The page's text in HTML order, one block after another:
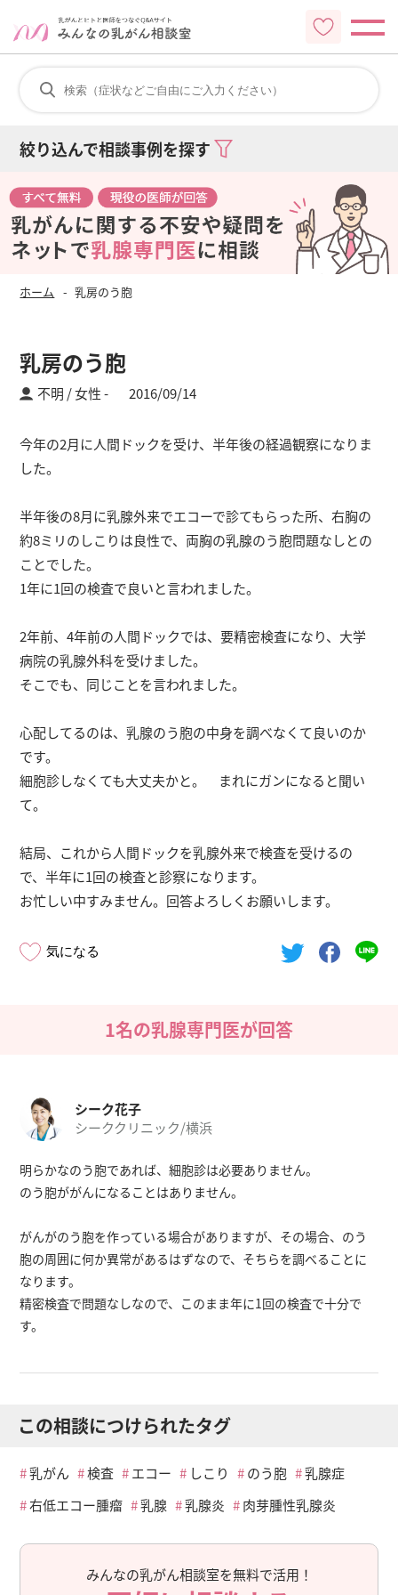
絞り込んで相談事例を探す
ホーム 乳房のう胞
乳房のう胞
不明 / 女性 2016/09/14
今年の2月に人間ドックを受け、半年後の経過観察になりま
した。
半年後の8月に乳腺外来でエコーで診てもらった所、右胸の
約8ミリのしこりは良性で、両胸の乳腺のう胞問題なしとの
ことでした。
1年に1回の検査で良いと言われました。
2年前、4年前の人間ドックでは、要精密検査になり、大学
病院の乳腺外科を受けました。
そこでも、同じことを言われました。
心配してるのは、乳腺のう胞の中身を調べなくて良いのか
です。
細胞診しなくても大丈夫かと。 まれにガンになると聞い
て。
結局、これから人間ドックを乳腺外来で検査を受けるの
で、半年に1回の検査と診察になります。
お忙しい中すみません。回答よろしくお願いします。
気になる
1名の乳腺専門医が回答
シーク花子
シーククリニック/横浜
明らかなのう胞であれば、細胞診は必要ありません。
のう胞ががんになることはありません。
がんがのう胞を作っている場合がありますが、その場合、のう
胞の周囲に何か異常があるはずなので、そちらを調べることに
なります。
精密検査で問題なしなので、このまま年に1回の検査で十分で
す。
この相談につけられたタグ
乳がん 検査 エコー しこり のう胞
乳腺症
右低エコー腫瘤
乳腺 乳腺炎 肉芽腫性乳腺炎
みんなの乳がん相談室を無料で活用！